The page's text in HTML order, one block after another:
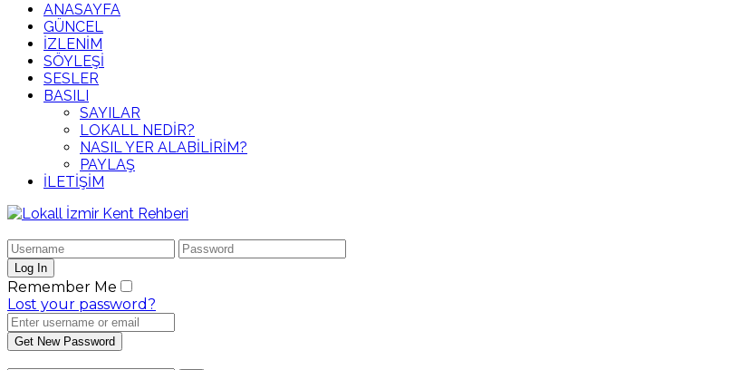
ANASAYFA
GÜNCEL
İZLENİM
SÖYLEŞİ
SESLER
BASILI
SAYILAR
LOKALL NEDİR?
NASIL YER ALABİLİRİM?
PAYLAŞ
İLETİŞİM
Remember Me
Lost your password?